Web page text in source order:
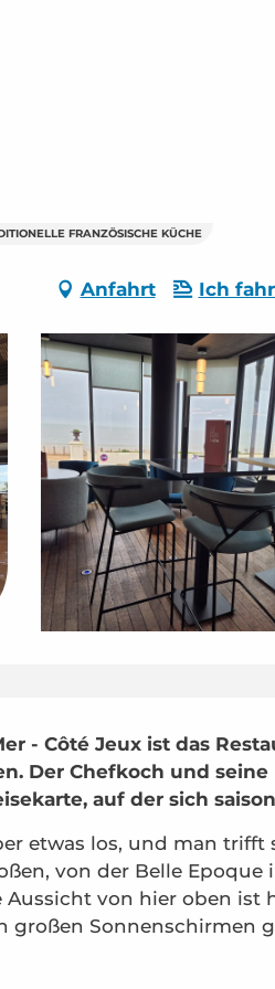
FRANZÖSISCHE KÜCHE
Anfahrt Ich
- Côté Jeux ist das
Der Chefkoch und seine
auf der sich
etwas los, und man
von der Belle Epoque
von hier oben ist
großen Sonnenschirmen